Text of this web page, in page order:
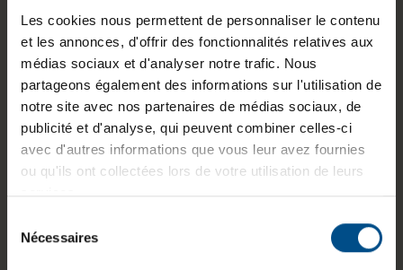
Les cookies nous permettent de personnaliser le contenu
et les annonces, d'offrir des fonctionnalités relatives aux
médias sociaux et d'analyser notre trafic. Nous
partageons également des informations sur l'utilisation de
notre site avec nos partenaires de médias sociaux, de
publicité et d'analyse, qui peuvent combiner celles-ci
avec d'autres informations que vous leur avez fournies
ou qu'ils ont collectées lors de votre utilisation de leurs
services.
Nécessaires
portable de 15,6 pouces conçu pour des usages
polyvalents incluant la bureautique avancée, le
multimédia et les applications graphiques. Il
s’appuie sur un processeur AMD Ryzen 5 associé
à une carte graphique dédiée NVIDIA GeForce
RTX 5050. Son écran Full HD avec traitement
antireflet offre un affichage confortable au
quotidien. Ce modèle reconditionné fonctionne
sous Windows 11 Home et dispose d’une
stockage.